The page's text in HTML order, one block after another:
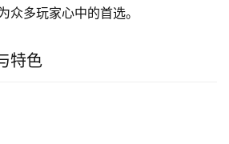
众多玩家心中的首选。
特色